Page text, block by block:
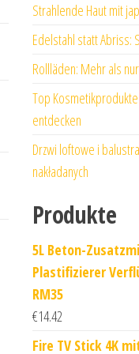
Strahlende Haut mit
Edelstahl statt Abriss:
Rollläden: Mehr als
Top
entdecken
Drzwi loftowe i
nakładanych
Produkte
5L Beton-
Plastifizierer
RM35
€14.42
Fire TV Stick 4K